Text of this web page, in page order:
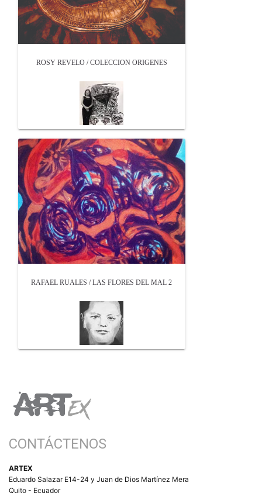
ROSY REVELO / COLECCION ORIGENES
RAFAEL RUALES / LAS FLORES DEL MAL 2
CONTÁCTENOS
ARTEX
Eduardo Salazar E14-24 y Juan de Dios Martínez Mera
Quito - Ecuador